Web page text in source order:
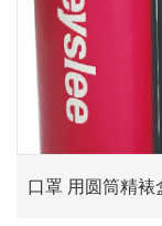
口罩 用圆筒精裱